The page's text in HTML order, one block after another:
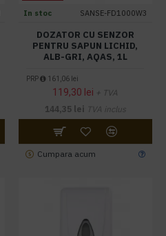
In stoc SANSE-FD1000W3
DOZATOR CU SENZOR
PENTRU SAPUN LICHID,
ALB-GRI, AQAS, 1L
PRP 161,06 lei
119,30 lei + TVA
144,35 lei TVA inclus
Cumpara acum